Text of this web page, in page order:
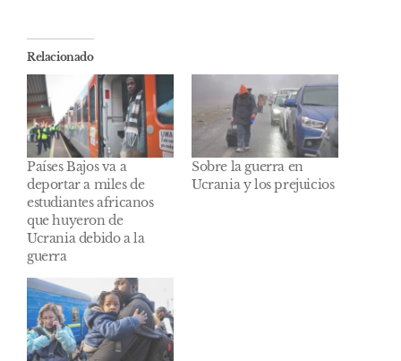
Relacionado
Países Bajos va a
deportar a miles de
estudiantes africanos
que huyeron de
Ucrania debido a la
guerra
Sobre la guerra en
Ucrania y los prejuicios